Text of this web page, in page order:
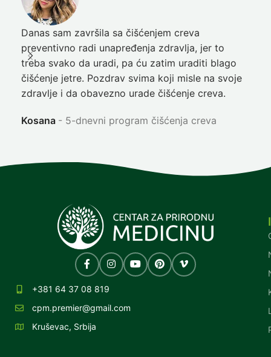
Danas sam završila sa čišćenjem creva
preventivno radi unapređenja zdravlja, jer to
treba svako da uradi, pa ću zatim uraditi blago
čišćenje jetre. Pozdrav svima koji misle na svoje
zdravlje i da obavezno urade čišćenje creva.
Kosana 5-dnevni program čišćenja creva
+381 64 37 08 819
cpm.premier@gmail.com
Kruševac, Srbija